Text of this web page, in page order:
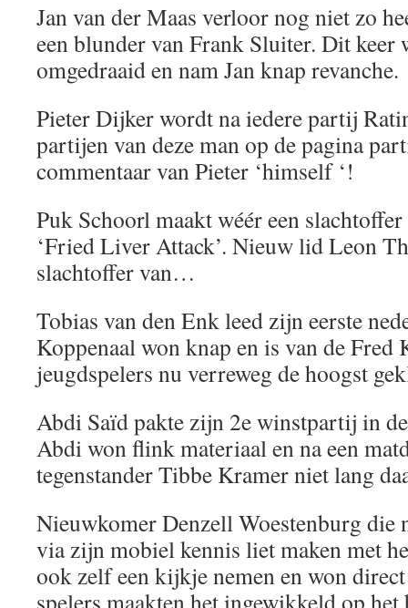
Jan van der Maas verloor nog niet zo
een blunder van Frank Sluiter. Dit keer
omgedraaid en nam Jan knap revanche.
Pieter Dijker wordt na iedere partij
partijen van deze man op de pagina
commentaar van Pieter ‘himself ‘!
Puk Schoorl maakt wéér een
‘Fried Liver Attack’. Nieuw lid Leon
slachtoffer van…
Tobias van den Enk leed zijn eerste
Koppenaal won knap en is van de
jeugdspelers nu verreweg de hoogst
Abdi Saïd pakte zijn 2e winstpartij in
Abdi won flink materiaal en na een
tegenstander Tibbe Kramer niet lang
Nieuwkomer Denzell Woestenburg die
via zijn mobiel kennis liet maken met
ook zelf een kijkje nemen en won
spelers maakten het ingewikkeld op